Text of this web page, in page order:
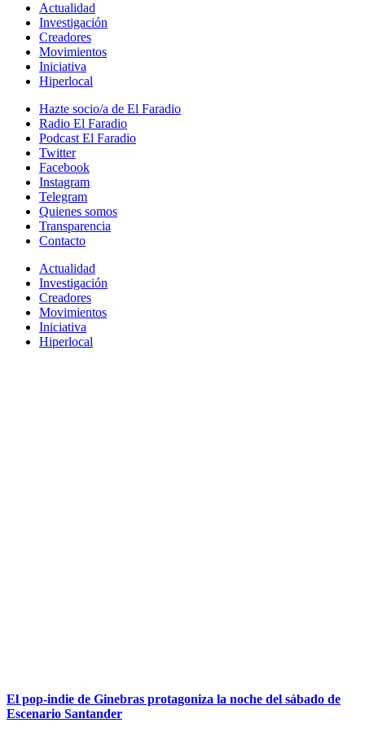
Actualidad
Investigación
Creadores
Movimientos
Iniciativa
Hiperlocal
Hazte socio/a de El Faradio
Radio El Faradio
Podcast El Faradio
Twitter
Facebook
Instagram
Telegram
Quienes somos
Transparencia
Contacto
Actualidad
Investigación
Creadores
Movimientos
Iniciativa
Hiperlocal
El pop-indie de Ginebras protagoniza la noche del sábado de
Escenario Santander